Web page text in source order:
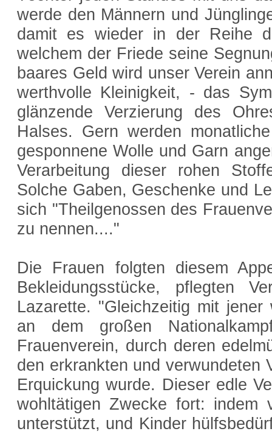
werde den Männern und
damit es wieder in der Reihe
welchem der Friede seine
baares Geld wird unser Verein
werthvolle Kleinigkeit, - das
glänzende Verzierung des
Halses. Gern werden
gesponnene Wolle und Garn
Verarbeitung dieser rohen
Solche Gaben, Geschenke und
sich "Theilgenossen des
zu nennen...."
Die Frauen folgten diesem
Bekleidungsstücke, pflegten
Lazarette. "Gleichzeitig mit jener
an dem großen
Frauenverein, durch deren
den erkrankten und verwundeten
Erquickung wurde. Dieser edle
wohltätigen Zwecke fort: indem
unterstützt, und Kinder